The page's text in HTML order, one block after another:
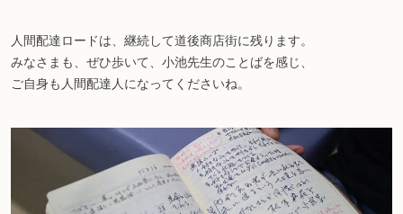
人間配達ロードは、継続して道後商店街に残ります。
みなさまも、ぜひ歩いて、小池先生のことばを感じ、
ご自身も人間配達人になってくださいね。